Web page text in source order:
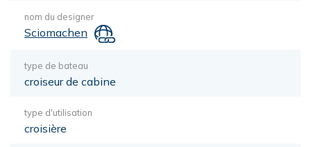
nom du designer
Sciomachen
type de bateau
croiseur de cabine
type d'utilisation
croisière